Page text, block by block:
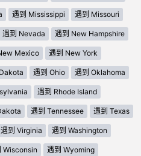
遇到 Mississippi 遇到 Missouri
遇到 Nevada 遇到 New Hampshire
Mexico 遇到 New York
遇到 Ohio 遇到 Oklahoma
遇到 Rhode Island
遇到 Tennessee 遇到 Texas
遇到 Virginia 遇到 Washington
Wisconsin 遇到 Wyoming